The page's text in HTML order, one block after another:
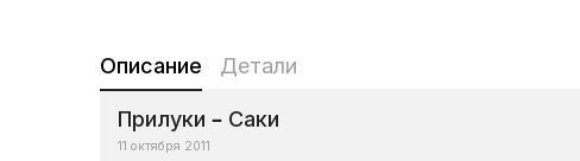
Описание Детали
Прилуки – Саки
11 октября 2011